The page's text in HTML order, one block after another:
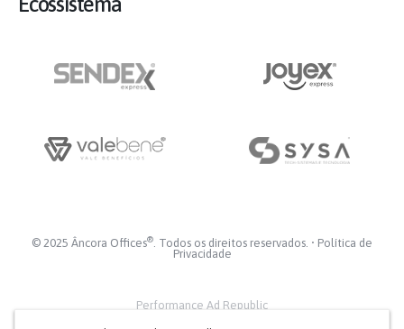
© 2025 Âncora Offices® . Todos os direitos reservados. • Política de
Privacidade
Performance Ad Republic